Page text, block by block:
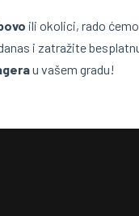
ili okolici, rado
i zatražite
u vašem gradu!